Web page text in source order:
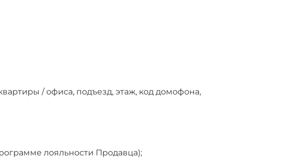
/ офиса, подъезд, этаж, код домофона,
лояльности Продавца);